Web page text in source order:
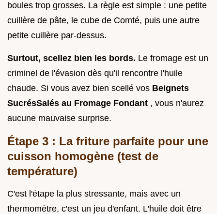
boules trop grosses. La règle est simple : une petite
cuillère de pâte, le cube de Comté, puis une autre
petite cuillère par-dessus.
Surtout, scellez bien les bords. Le fromage est un
criminel de l'évasion dès qu'il rencontre l'huile
chaude. Si vous avez bien scellé vos Beignets
SucrésSalés au Fromage Fondant , vous n'aurez
aucune mauvaise surprise.
Étape 3 : La friture parfaite pour une
cuisson homogène (test de
température)
C'est l'étape la plus stressante, mais avec un
thermomètre, c'est un jeu d'enfant. L'huile doit être